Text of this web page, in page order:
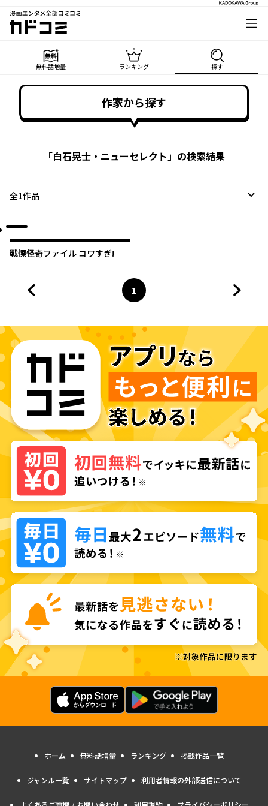
漫画エンタメ全部コミコミ
カドコミ
無料話増量 ランキング 探す
作家から探す
「白石晃士・ニューセレクト」の検索結果
全1作品
戦慄怪奇ファイル コワすぎ!
ページ
1
へ
ホーム 無料話増量 ランキング 掲載作品一覧
ジャンル一覧 サイトマップ 利用者情報の外部送信について